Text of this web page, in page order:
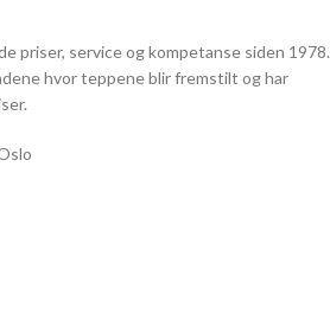
priser, service og kompetanse siden 1978.
hvor teppene blir fremstilt og har